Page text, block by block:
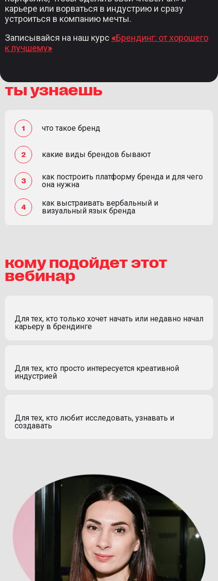
карьере или ворваться в индустрию и сразу
устроиться в компанию мечты.
Записывайся на наш курс «Брендинг: от хорошего
к лучшему»
ты узнаешь
что такое бренд
какие виды брендов бывают
как построить платформу бренда и для чего
она нужна
как выстраивать вербальный и
визуальный язык бренда
кому подойдет этот
вебинар
Для тех, кто только хочет начать или недавно начал
карьеру в брендинге
Для тех, кто просто интересуется креативной
индустрией
Для тех, кто любит исследовать, узнавать и
создавать